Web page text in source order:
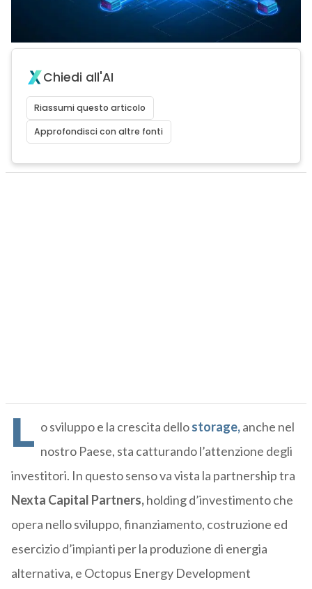
Chiedi all'AI
Riassumi questo articolo
Approfondisci con altre fonti
L o sviluppo e la crescita dellostorage,anche nel
nostro Paese, sta catturando l’attenzione degli
investitori. In questo senso va vista la partnership tra
Nexta Capital Partners,holding d’investimento che
opera nello sviluppo, finanziamento, costruzione ed
esercizio d’impianti per la produzione di energia
alternativa, e Octopus Energy Development